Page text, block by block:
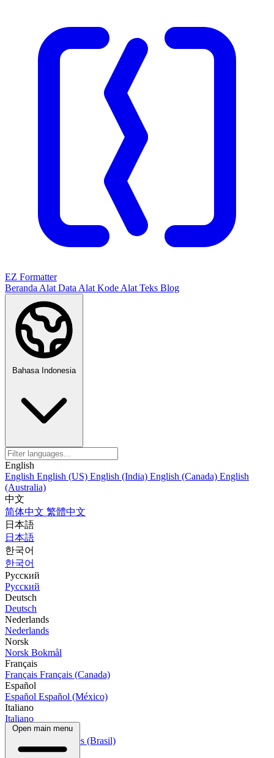
EZ Formatter
Beranda Alat Data Alat Kode Alat Teks Blog
Bahasa Indonesia
English
English English (US) English (India) English (Canada) English
(Australia)
中文
简体中文 繁體中文
日本語
日本語
한국어
한국어
Русский
Русский
Deutsch
Deutsch
Nederlands
Nederlands
Norsk
Norsk Bokmål
Français
Français Français (Canada)
Español
Español Español (México)
Italiano
Italiano
Português
Português (Brasil)
العربية
Open main menu